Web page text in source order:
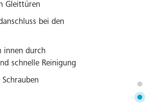
Gleittüren
bei den
innen durch
schnelle Reinigung